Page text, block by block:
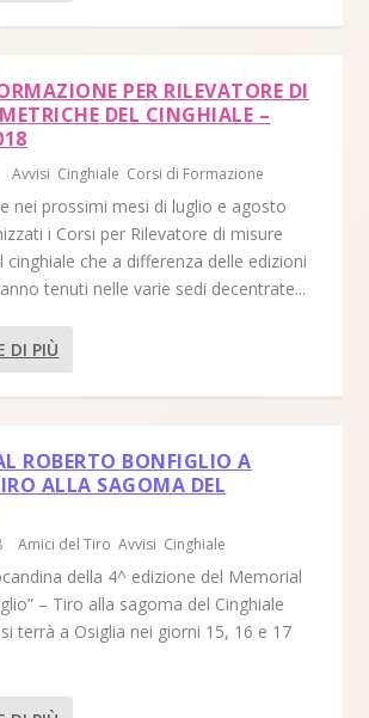
PER RILEVATORE DI
DEL CINGHIALE –
|Avvisi Cinghiale Corsi di Formazione
nei prossimi mesi di luglio e agosto
i Corsi per Rilevatore di misure
cinghiale che a differenza delle edizioni
tenuti nelle varie sedi decentrate...
DI PIÙ
ROBERTO BONFIGLIO A
ALLA SAGOMA DEL
|Amici del Tiro ,Avvisi Cinghiale
della 4^ edizione del Memorial
– Tiro alla sagoma del Cinghiale
terrà a Osiglia nei giorni 15, 16 e 17